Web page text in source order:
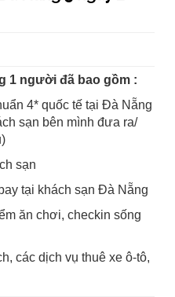
1 người đã bao gồm :
4* quốc tế tại Đà Nẵng
sạn bên mình đưa ra/
sạn
tại khách sạn Đà Nẵng
ăn chơi, checkin sống
các dịch vụ thuê xe ô-tô,